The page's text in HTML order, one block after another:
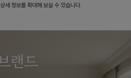
상세 정보를 확대해 보실 수 있습니다.